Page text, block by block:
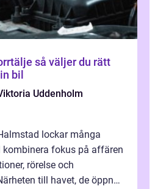
du rätt
bil
Uddenholm
lockar många
fokus på affären
rörelse och
till havet, de öppna